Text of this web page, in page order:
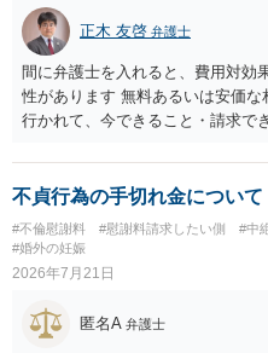
手側から「すでに夫との間で一定
払を受けた」などと（その当否は
まう可能性があります。そのため
求権への影響を明確にしておくこ
妥当性については、中絶、精神的
絶について双方同意があったとし
れることはありますが、夫が当初
があるなら、結婚期待を理由と
ります。 なお、貴方から不貞相手
手に支払う示談金額だけで決まる
数、婚姻期間、夫婦関係への影響
等によって判断されます。 今後
談も検討なさった方がよいでしょう
正木 友啓 弁護士
間に弁護士を入れると、費用対効
性があります 無料あるいは安価
行かれて、今できること・請求で
不貞行為の手切れ金について
#不倫慰謝料 #慰謝料請求したい側 #中
#婚外の妊娠
2026年7月21日
匿名A 弁護士